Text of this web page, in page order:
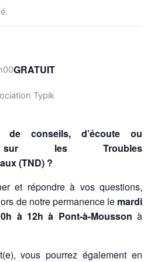
GRATUIT
conseils, d’écoute ou
sur les Troubles
(TND) ?
et répondre à vos questions,
de notre permanence le mardi
à 12h à Pont-à-Mousson à
vous pourrez également en